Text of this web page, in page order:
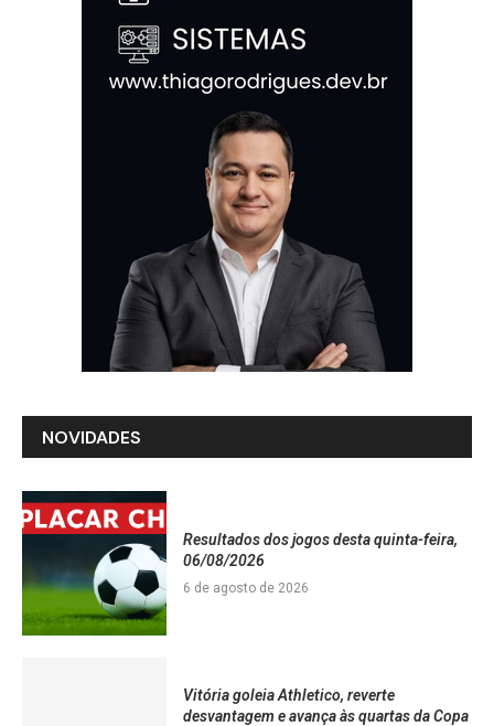
NOVIDADES
Resultados dos jogos desta quinta-feira,
06/08/2026
6 de agosto de 2026
Vitória goleia Athletico, reverte
desvantagem e avança às quartas da Copa